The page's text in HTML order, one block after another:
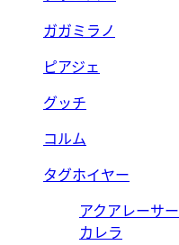
ガガミラノ
ピアジェ
グッチ
コルム
タグホイヤー
アクアレーサー
カレラ